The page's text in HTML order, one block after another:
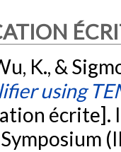
K., &
using
écrite].